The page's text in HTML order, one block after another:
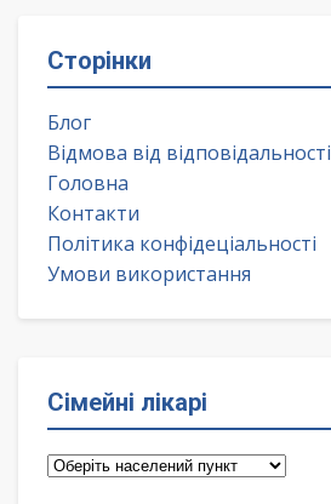
Сторінки
Блог
Відмова від відповідальності
Головна
Контакти
Політика конфідеціальності
Умови використання
Сімейні лікарі
Сімейні